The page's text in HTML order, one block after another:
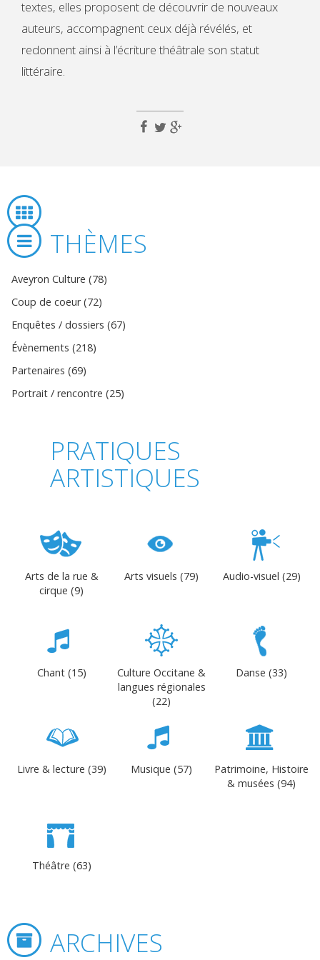
textes, elles proposent de découvrir de nouveaux
auteurs, accompagnent ceux déjà révélés, et
redonnent ainsi à l’écriture théâtrale son statut
littéraire.
THÈMES
Aveyron Culture (78)
Coup de coeur (72)
Enquêtes / dossiers (67)
Évènements (218)
Partenaires (69)
Portrait / rencontre (25)
PRATIQUES
ARTISTIQUES
Arts de la rue &
cirque (9)
Arts visuels (79) Audio-visuel (29)
Chant (15)
Culture Occitane &
langues régionales
(22)
Danse (33)
Livre & lecture (39) Musique (57)
Patrimoine, Histoire
& musées (94)
Théâtre (63)
ARCHIVES